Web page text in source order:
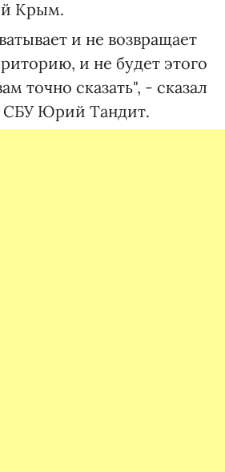
Крым.
и не возвращает
и не будет этого
точно сказать", - сказал
СБУ Юрий Тандит.